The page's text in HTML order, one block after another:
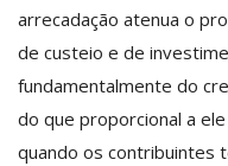
arrecadação atenua o
de custeio e de
fundamentalmente do
do que proporcional a
quando os contribuintes